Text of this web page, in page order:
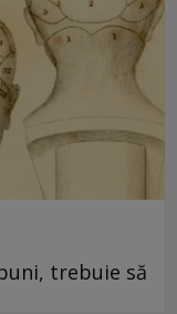
trebuie să